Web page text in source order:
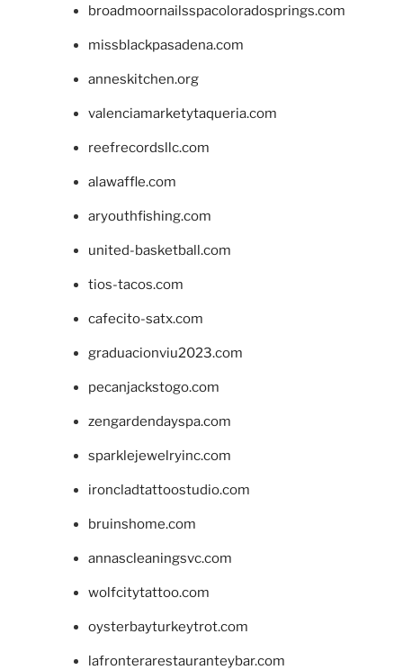
broadmoornailsspacoloradosprings.com
missblackpasadena.com
anneskitchen.org
valenciamarketytaqueria.com
reefrecordsllc.com
alawaffle.com
aryouthfishing.com
united-basketball.com
tios-tacos.com
cafecito-satx.com
graduacionviu2023.com
pecanjackstogo.com
zengardendayspa.com
sparklejewelryinc.com
ironcladtattoostudio.com
bruinshome.com
annascleaningsvc.com
wolfcitytattoo.com
oysterbayturkeytrot.com
lafronterarestauranteybar.com